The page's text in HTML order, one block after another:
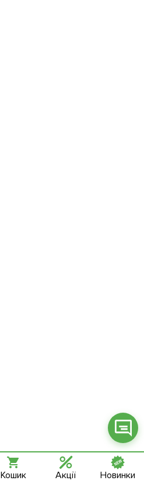
Кошик Акції Новинки